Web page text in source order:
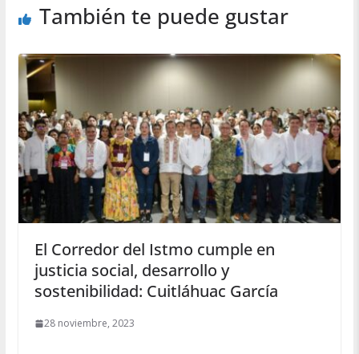
También te puede gustar
El Corredor del Istmo cumple en
justicia social, desarrollo y
sostenibilidad: Cuitláhuac García
28 noviembre, 2023